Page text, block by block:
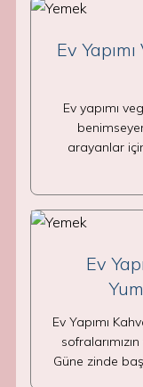
Ev
Ev yapımı
arayanlar
Ev
Ev Yapımı
Güne zinde